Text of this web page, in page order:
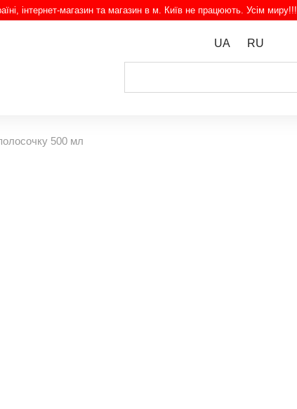
інтернет-магазин та магазин в м. Київ не працюють. Усім миру!!!
UA RU
500 мл